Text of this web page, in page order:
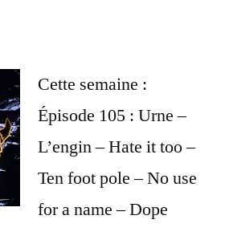
Cette semaine :
Épisode 105 : Urne –
L’engin – Hate it too –
Ten foot pole – No use
for a name – Dope